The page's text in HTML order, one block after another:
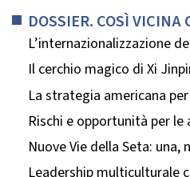
DOSSIER. COSÌ VICINA
L’internazionalizzazione
Il cerchio magico di Xi
La strategia americana
Rischi e opportunità per le
Nuove Vie della Seta: una,
Leadership multiculturale